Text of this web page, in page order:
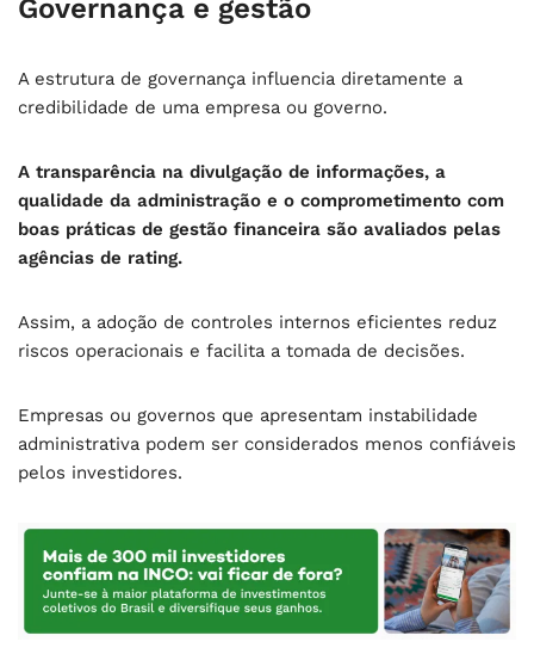
Governança e gestão
A estrutura de governança influencia diretamente a
credibilidade de uma empresa ou governo.
A transparência na divulgação de informações, a
qualidade da administração e o comprometimento com
boas práticas de gestão financeira são avaliados pelas
agências de rating.
Assim, a adoção de controles internos eficientes reduz
riscos operacionais e facilita a tomada de decisões.
Empresas ou governos que apresentam instabilidade
administrativa podem ser considerados menos confiáveis
pelos investidores.